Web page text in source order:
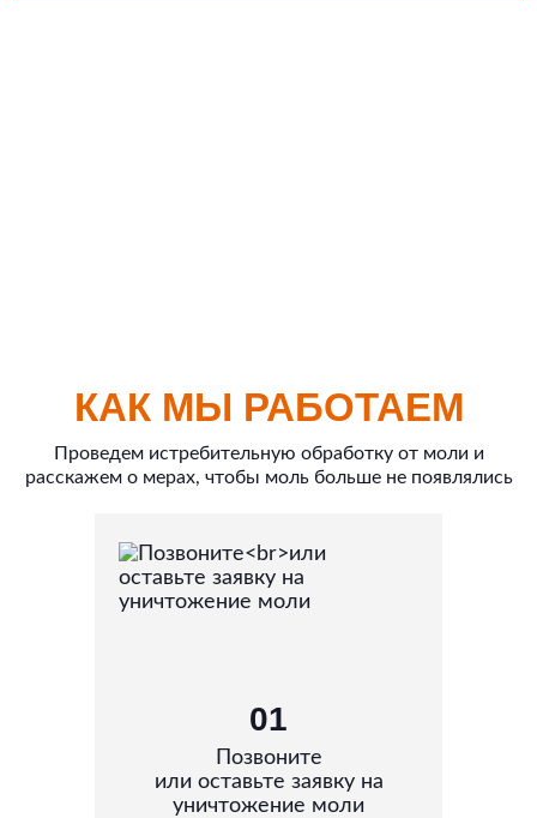
КАК МЫ РАБОТАЕМ
Проведем истребительную обработку от моли и
расскажем о мерах, чтобы моль больше не появлялись
01
Позвоните
или оставьте заявку на
уничтожение моли